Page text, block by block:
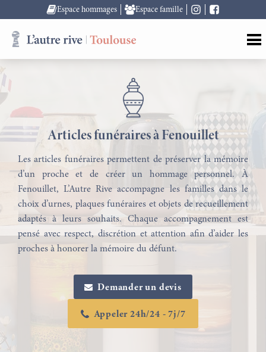
Espace hommages Espace famille
Articles funéraires à Fenouillet
Les articles funéraires permettent de préserver la mémoire
d’un proche et de créer un hommage personnel. À
Fenouillet, L’Autre Rive accompagne les familles dans le
choix d’urnes, plaques funéraires et objets de recueillement
adaptés à leurs souhaits. Chaque accompagnement est
pensé avec respect, discrétion et attention afin d’aider les
proches à honorer la mémoire du défunt.
Demander un devis
Appeler 24h/24 - 7j/7